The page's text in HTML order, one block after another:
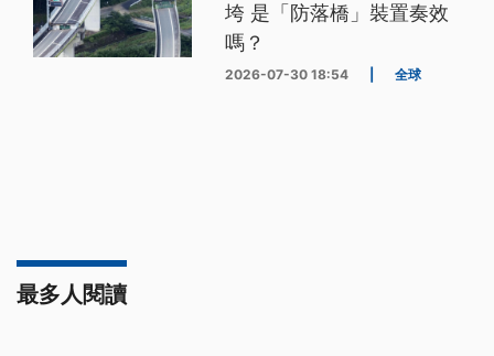
垮 是「防落橋」裝置奏效
嗎？
2026-07-30 18:54 全球
最多人閱讀